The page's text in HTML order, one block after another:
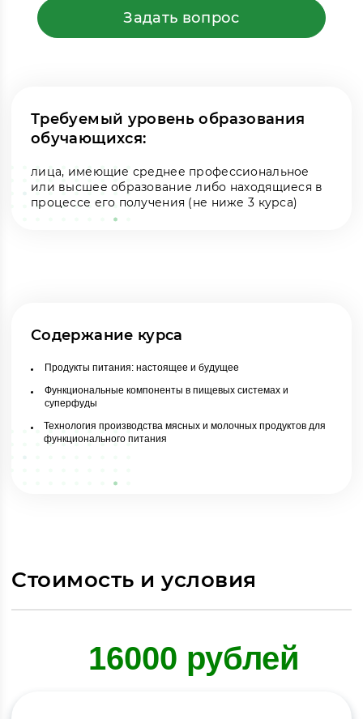
Задать вопрос
Требуемый уровень образования
обучающихся:
лица, имеющие среднее профессиональное
или высшее образование либо находящиеся в
процессе его получения (не ниже 3 курса)
Содержание курса
Продукты питания: настоящее и будущее
Функциональные компоненты в пищевых системах и
суперфуды
Технология производства мясных и молочных продуктов для
функционального питания
Стоимость и условия
16000 рублей